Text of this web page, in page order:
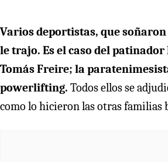
Varios deportistas, que
le trajo. Es el caso del
Tomás Freire; la
powerlifting. Todos ellos se
como lo hicieron las otras familias